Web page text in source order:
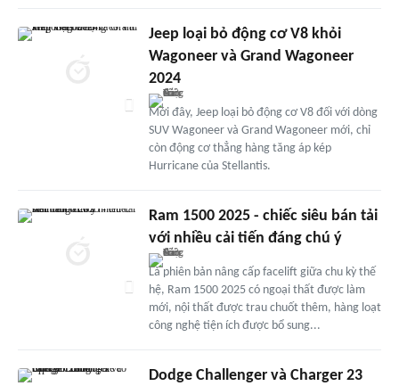
Jeep loại bỏ động cơ V8 khỏi
Wagoneer và Grand Wagoneer
2024
Mới đây, Jeep loại bỏ động cơ V8 đối với dòng
SUV Wagoneer và Grand Wagoneer mới, chỉ
còn động cơ thẳng hàng tăng áp kép
Hurricane của Stellantis.
Ram 1500 2025 - chiếc siêu bán tải
với nhiều cải tiến đáng chú ý
Là phiên bản nâng cấp facelift giữa chu kỳ thế
hệ, Ram 1500 2025 có ngoại thất được làm
mới, nội thất được trau chuốt thêm, hàng loạt
công nghệ tiện ích được bổ sung...
Dodge Challenger và Charger 23